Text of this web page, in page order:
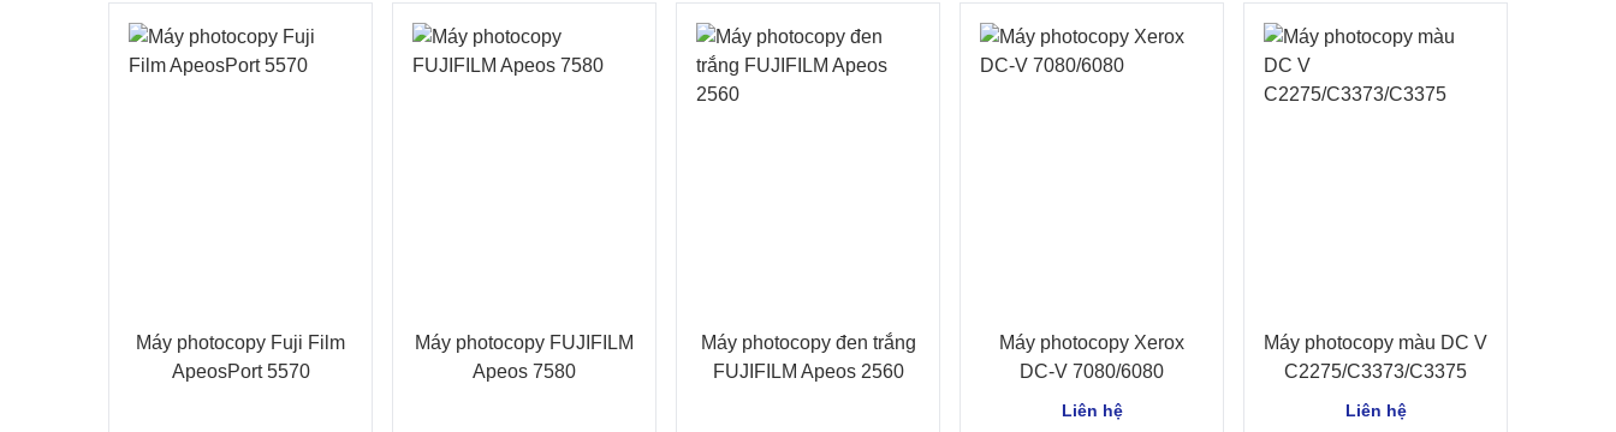
Máy photocopy Fuji Film
ApeosPort 5570
Máy photocopy FUJIFILM
Apeos 7580
Máy photocopy đen trắng
FUJIFILM Apeos 2560
Máy photocopy Xerox
DC-V 7080/6080
Liên hệ
Máy photocopy màu DC V
C2275/C3373/C3375
Liên hệ